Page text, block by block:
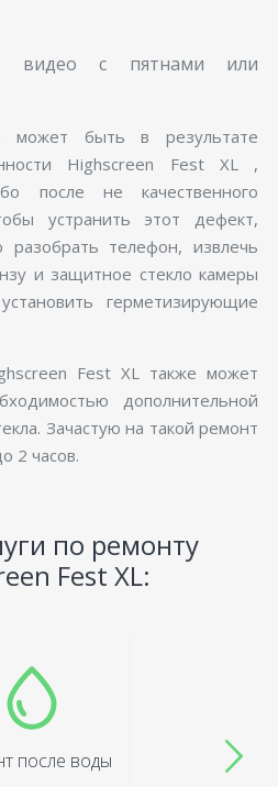
видео с пятнами или
может быть в результате
Highscreen Fest XL ,
после не качественного
устранить этот дефект,
разобрать телефон, извлечь
и защитное стекло камеры
герметизирующие
Fest XL также может
дополнительной
Зачастую на такой ремонт
2 часов.
по ремонту
Fest XL:
после воды